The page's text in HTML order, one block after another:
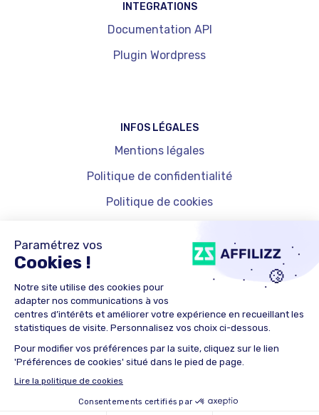
INTEGRATIONS
Documentation API
Plugin Wordpress
INFOS LÉGALES
Mentions légales
Politique de confidentialité
Politique de cookies